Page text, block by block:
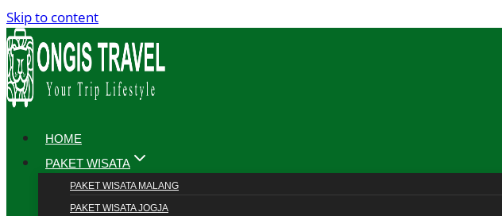
Skip to content
HOME
PAKET WISATA
PAKET WISATA MALANG
PAKET WISATA JOGJA